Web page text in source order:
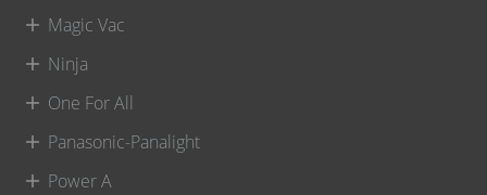
Magic Vac
Ninja
One For All
Panasonic-Panalight
Power A